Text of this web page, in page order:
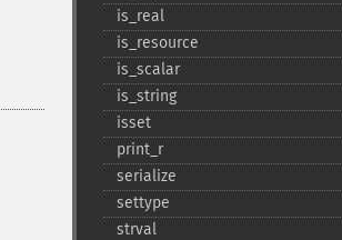
is_​real
is_​resource
is_​scalar
is_​string
isset
print_​r
serialize
settype
strval